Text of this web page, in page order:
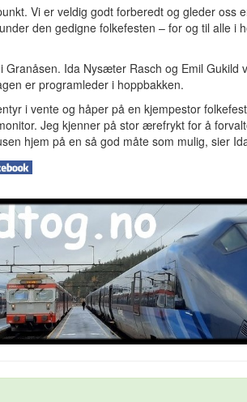
Vi er veldig godt forberedt og gleder oss
den gedigne folkefesten – for og til alle i
Granåsen. Ida Nysæter Rasch og Emil
er programleder i hoppbakken.
i vente og håper på en kjempestor
Jeg kjenner på stor ærefrykt for å
hjem på en så god måte som mulig, sier